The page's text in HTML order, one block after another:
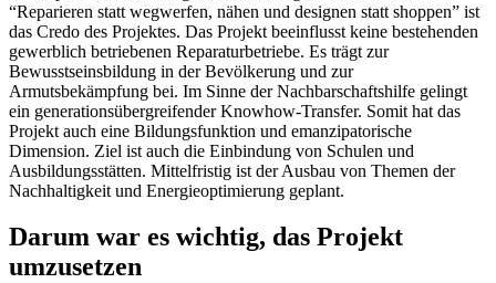
“Reparieren statt wegwerfen, nähen und designen statt shoppen” ist
das Credo des Projektes. Das Projekt beeinflusst keine bestehenden
gewerblich betriebenen Reparaturbetriebe. Es trägt zur
Bewusstseinsbildung in der Bevölkerung und zur
Armutsbekämpfung bei. Im Sinne der Nachbarschaftshilfe gelingt
ein generationsübergreifender Knowhow-Transfer. Somit hat das
Projekt auch eine Bildungsfunktion und emanzipatorische
Dimension. Ziel ist auch die Einbindung von Schulen und
Ausbildungsstätten. Mittelfristig ist der Ausbau von Themen der
Nachhaltigkeit und Energieoptimierung geplant.
Darum war es wichtig, das Projekt
umzusetzen